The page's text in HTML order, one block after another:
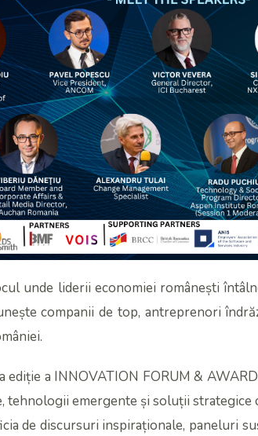
unde liderii economiei românești
companii de top, antreprenori
ediție a INNOVATION FORUM &
tehnologii emergente și soluții
de discursuri inspiraționale, paneluri